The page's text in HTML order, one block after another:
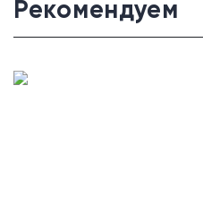
Рекомендуем